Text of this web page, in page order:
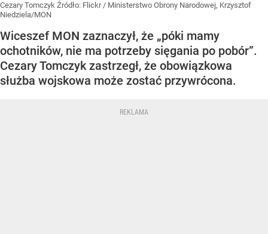
Cezary Tomczyk Źródło: Flickr/ Ministerstwo Obrony Narodowej, Krzysztof
Niedziela/MON
Wiceszef MON zaznaczył, że „póki mamy
ochotników, nie ma potrzeby sięgania po pobór”.
Cezary Tomczyk zastrzegł, że obowiązkowa
służba wojskowa może zostać przywrócona.